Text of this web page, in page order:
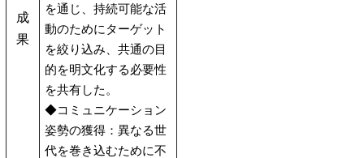
成
果
を通じ、持続可能な活
動のためにターゲット
を絞り込み、共通の目
的を明文化する必要性
を共有した。
◆コミュニケーション
姿勢の獲得：異なる世
代を巻き込むために不